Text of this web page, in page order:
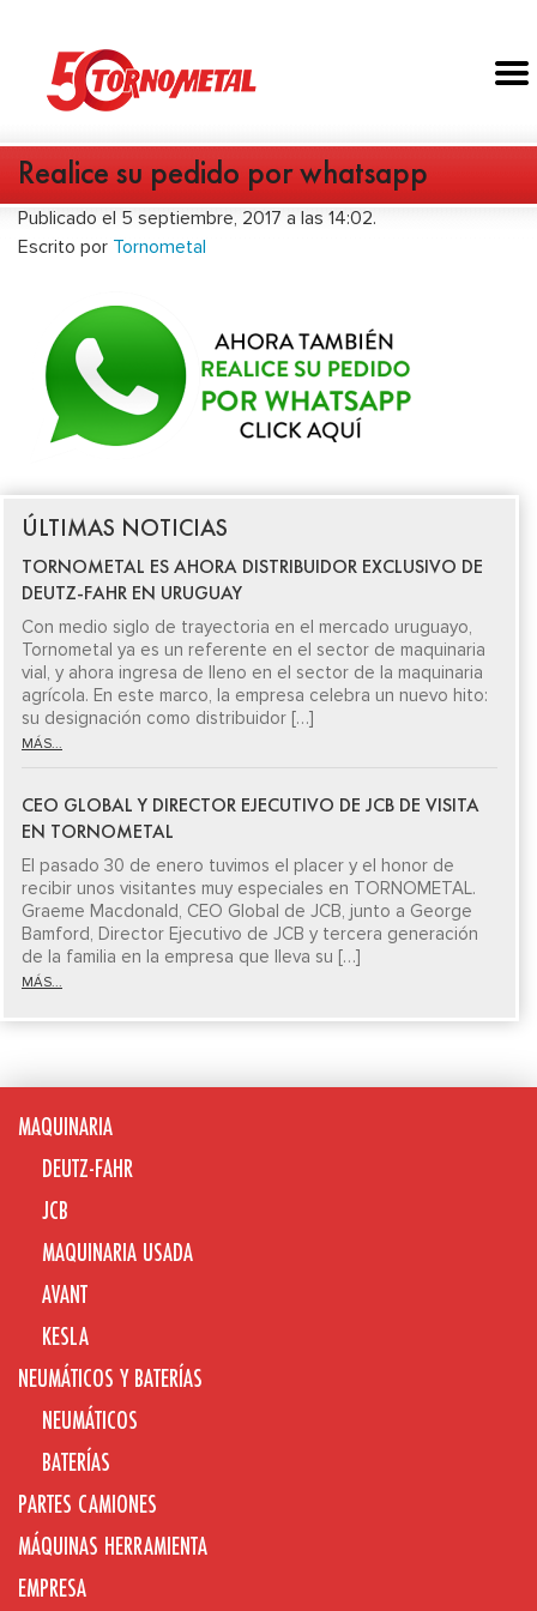
Realice su pedido por whatsapp
Publicado el 5 septiembre, 2017 a las 14:02.
Escrito por Tornometal
ÚLTIMAS NOTICIAS
TORNOMETAL ES AHORA DISTRIBUIDOR EXCLUSIVO DE
DEUTZ-FAHR EN URUGUAY
Con medio siglo de trayectoria en el mercado uruguayo,
Tornometal ya es un referente en el sector de maquinaria
vial, y ahora ingresa de lleno en el sector de la maquinaria
agrícola. En este marco, la empresa celebra un nuevo hito:
su designación como distribuidor […]
MÁS...
CEO GLOBAL Y DIRECTOR EJECUTIVO DE JCB DE VISITA
EN TORNOMETAL
El pasado 30 de enero tuvimos el placer y el honor de
recibir unos visitantes muy especiales en TORNOMETAL.
Graeme Macdonald, CEO Global de JCB, junto a George
Bamford, Director Ejecutivo de JCB y tercera generación
de la familia en la empresa que lleva su […]
MÁS...
MAQUINARIA
DEUTZ-FAHR
JCB
MAQUINARIA USADA
AVANT
KESLA
NEUMÁTICOS Y BATERÍAS
NEUMÁTICOS
BATERÍAS
PARTES CAMIONES
MÁQUINAS HERRAMIENTA
EMPRESA